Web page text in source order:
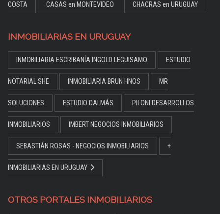
COSTA CASAS en MONTEVIDEO CHACRAS en URUGUAY
INMOBILIARIAS EN URUGUAY
INMOBILIARIA ESCRIBANÍA INGOLD LEGUISAMO ESTUDIO
NOTARIAL SHE INMOBILIARIA BRUN HNOS MR
SOLUCIONES ESTUDIO DALMÁS PILONI DESARROLLOS
INMOBILIARIOS IMBERT NEGOCIOS INMOBILIARIOS
SEBASTIÁN ROSAS - NEGOCIOS INMOBILIARIOS +
INMOBILIARIAS EN URUGUAY
OTROS PORTALES INMOBILIARIOS